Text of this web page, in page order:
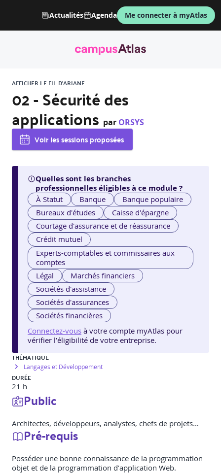
Actualités Agenda Me connecter à myAtlas
AFFICHER LE FIL D'ARIANE
02 - Sécurité des
applications par ORSYS
Voir les sessions proposées
Quelles sont les branches
professionnelles éligibles à ce module ?
À Statut Banque
Banque populaire
Bureaux d'études
Caisse d'épargne
Courtage d'assurance et de réassurance
Crédit mutuel
Experts-comptables et commissaires aux
comptes
Légal
Marchés financiers
Sociétés d'assistance
Sociétés d'assurances
Sociétés financières
Connectez-vous à votre compte myAtlas pour
vérifier l'éligibilité de votre entreprise.
THÉMATIQUE
Langages et Développement
DURÉE
21 h
Public
Architectes, développeurs, analystes, chefs de projets…
Pré-requis
Posséder une bonne connaissance de la programmation
objet et de la programmation d’application Web.